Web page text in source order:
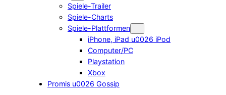
Spiele-Trailer
Spiele-Charts
Spiele-Plattformen
iPhone, iPad u0026 iPod
Computer/PC
Playstation
Xbox
Promis u0026 Gossip